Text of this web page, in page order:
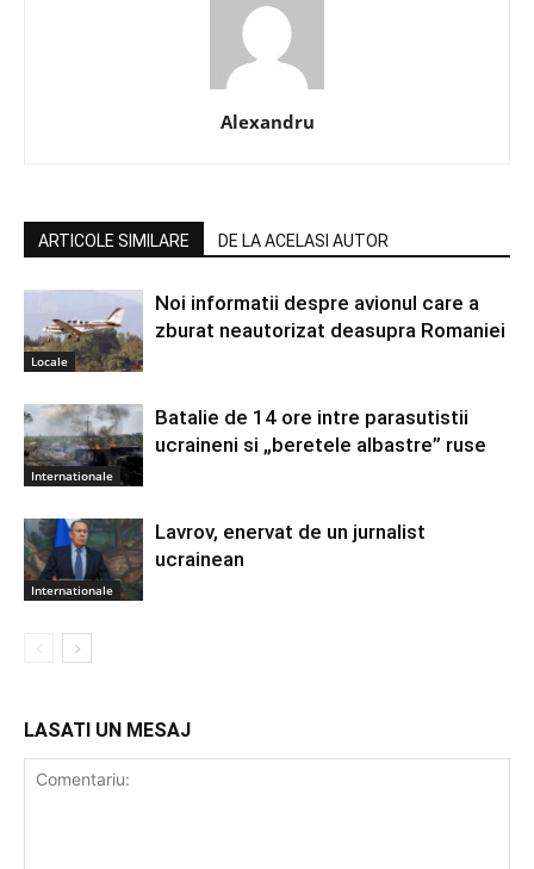
Alexandru
ARTICOLE SIMILARE DE LA ACELASI AUTOR
Locale
Noi informatii despre avionul care a
zburat neautorizat deasupra Romaniei
Internationale
Batalie de 14 ore intre parasutistii
ucraineni si „beretele albastre” ruse
Internationale
Lavrov, enervat de un jurnalist
ucrainean
LASATI UN MESAJ